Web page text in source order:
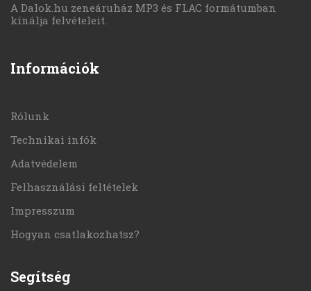
A Dalok.hu zeneáruház MP3 és FLAC formátumban
kínálja felvételeit.
Információk
Rólunk
Technikai infók
Adatvédelem
Felhasználási feltételek
Impresszum
Hogyan csatlakozhatsz?
Segítség